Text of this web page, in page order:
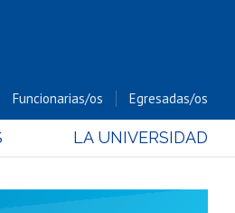
Funcionarias/os Egresadas/os
LA UNIVERSIDAD